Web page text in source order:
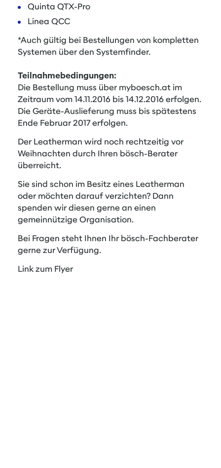
Quinta QTX-Pro
Linea QCC
*Auch gültig bei Bestellungen von kompletten
Systemen über den Systemfinder.
Teilnahmebedingungen:
Die Bestellung muss über myboesch.at im
Zeitraum vom 14.11.2016 bis 14.12.2016 erfolgen.
Die Geräte-Auslieferung muss bis spätestens
Ende Februar 2017 erfolgen.
Der Leatherman wird noch rechtzeitig vor
Weihnachten durch Ihren bösch-Berater
überreicht.
Sie sind schon im Besitz eines Leatherman
oder möchten darauf verzichten? Dann
spenden wir diesen gerne an einen
gemeinnützige Organisation.
Bei Fragen steht Ihnen Ihr bösch-Fachberater
gerne zur Verfügung.
Link zum Flyer